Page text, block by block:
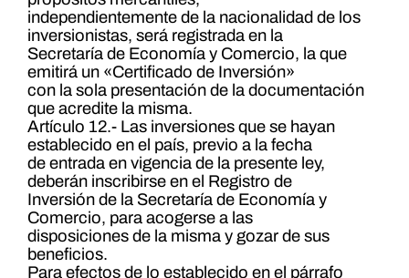
independientemente de la nacionalidad de los
inversionistas, será registrada en la
Secretaría de Economía y Comercio, la que
emitirá un «Certificado de Inversión»
con la sola presentación de la documentación
que acredite la misma.
Artículo 12.- Las inversiones que se hayan
establecido en el país, previo a la fecha
de entrada en vigencia de la presente ley,
deberán inscribirse en el Registro de
Inversión de la Secretaría de Economía y
Comercio, para acogerse a las
disposiciones de la misma y gozar de sus
beneficios.
Para efectos de lo establecido en el párrafo